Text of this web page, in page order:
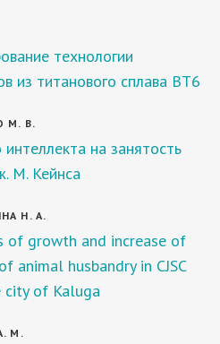
технологии
из титанового сплава ВТ6
М. В.
интеллекта на занятость
М. Кейнса
Н. А.
of growth and increase of
animal husbandry in CJSC
of Kaluga
М.